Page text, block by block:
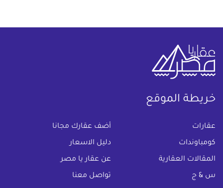
خريطة الموقع
عقارات أضف عقارك مجانا
كومباوندات دليل الاسعار
المقالات العقارية عن عقار يا مصر
س & ج تواصل معنا